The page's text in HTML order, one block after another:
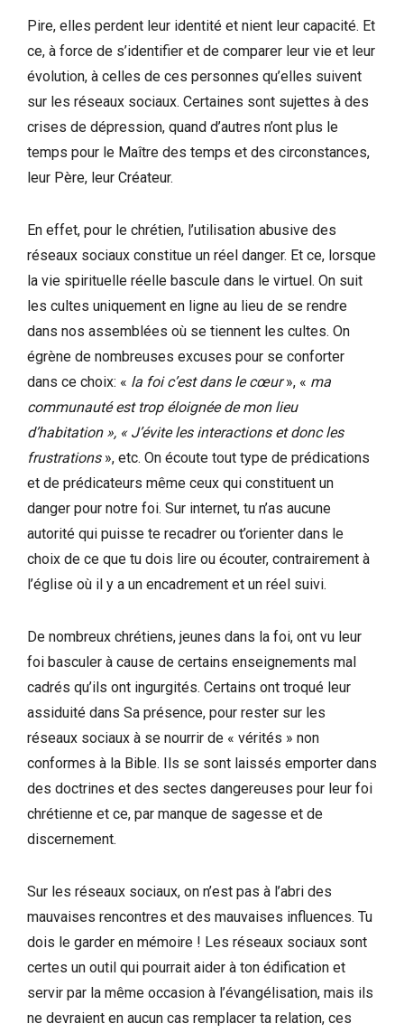
Pire, elles perdent leur identité et nient leur capacité. Et
ce, à force de s’identifier et de comparer leur vie et leur
évolution, à celles de ces personnes qu’elles suivent
sur les réseaux sociaux. Certaines sont sujettes à des
crises de dépression, quand d’autres n’ont plus le
temps pour le Maître des temps et des circonstances,
leur Père, leur Créateur.
En effet, pour le chrétien, l’utilisation abusive des
réseaux sociaux constitue un réel danger. Et ce, lorsque
la vie spirituelle réelle bascule dans le virtuel. On suit
les cultes uniquement en ligne au lieu de se rendre
dans nos assemblées où se tiennent les cultes. On
égrène de nombreuses excuses pour se conforter
dans ce choix: « la foi c’est dans le cœur», « ma
communauté est trop éloignée de mon lieu
d’habitation », « J’évite les interactions et donc les
frustrations», etc. On écoute tout type de prédications
et de prédicateurs même ceux qui constituent un
danger pour notre foi. Sur internet, tu n’as aucune
autorité qui puisse te recadrer ou t’orienter dans le
choix de ce que tu dois lire ou écouter, contrairement à
l’église où il y a un encadrement et un réel suivi.
De nombreux chrétiens, jeunes dans la foi, ont vu leur
foi basculer à cause de certains enseignements mal
cadrés qu’ils ont ingurgités. Certains ont troqué leur
assiduité dans Sa présence, pour rester sur les
réseaux sociaux à se nourrir de « vérités » non
conformes à la Bible. Ils se sont laissés emporter dans
des doctrines et des sectes dangereuses pour leur foi
chrétienne et ce, par manque de sagesse et de
discernement.
Sur les réseaux sociaux, on n’est pas à l’abri des
mauvaises rencontres et des mauvaises influences. Tu
dois le garder en mémoire ! Les réseaux sociaux sont
certes un outil qui pourrait aider à ton édification et
servir par la même occasion à l’évangélisation, mais ils
ne devraient en aucun cas remplacer ta relation, ces